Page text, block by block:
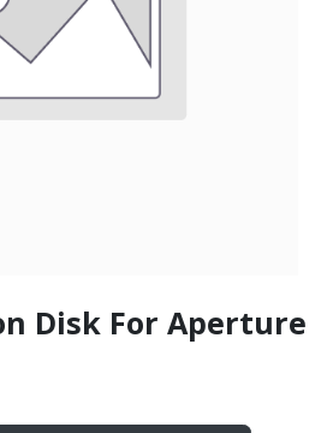
Disk For Aperture